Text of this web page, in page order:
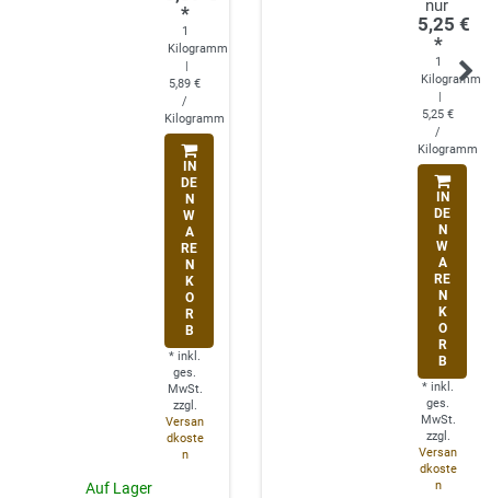
*
1
Kilogramm
|
5,89 €
/
Kilogramm
IN
DE
N
W
A
RE
N
K
O
R
B
* inkl.
ges.
MwSt.
zzgl.
Versan
dkoste
n
Auf Lager
5,25 €
*
1
Kilogramm
|
5,25 €
/
Kilogramm
IN
DE
N
W
A
RE
N
K
O
R
B
* inkl.
ges.
MwSt.
zzgl.
Versan
dkoste
n